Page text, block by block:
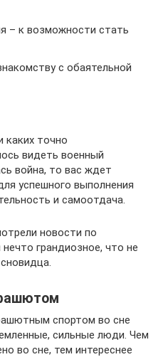
– к возможности стать
с обаятельной
каких точно
видеть военный
война, то вас ждет
успешного выполнения
и самоотдача.
новости по
нечто грандиозное, что не
спортом во сне
сильные люди. Чем
во сне, тем интереснее